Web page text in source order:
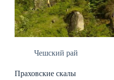
Чешский рай
Праховские скалы